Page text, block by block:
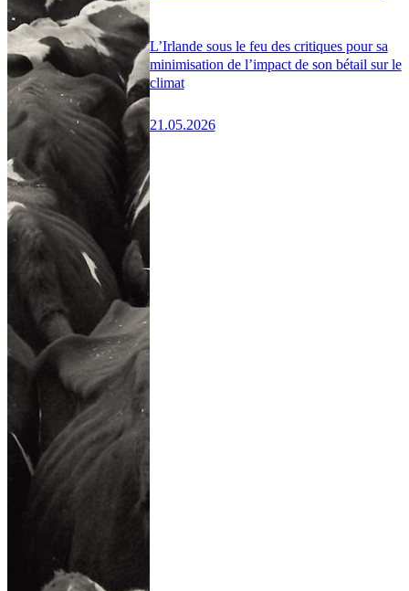
L’Irlande sous le feu des critiques pour sa
minimisation de l’impact de son bétail sur le
climat
21.05.2026